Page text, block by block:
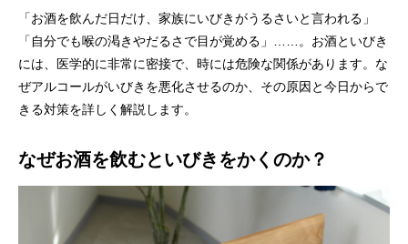
「お酒を飲んだ日だけ、家族にいびきがうるさいと言われる」
「自分でも喉の渇きやだるさで目が覚める」……。お酒といびき
には、医学的に非常に密接で、時には危険な関係があります。な
ぜアルコールがいびきを悪化させるのか、その原因と今日からで
きる対策を詳しく解説します。
なぜお酒を飲むといびきをかくのか？